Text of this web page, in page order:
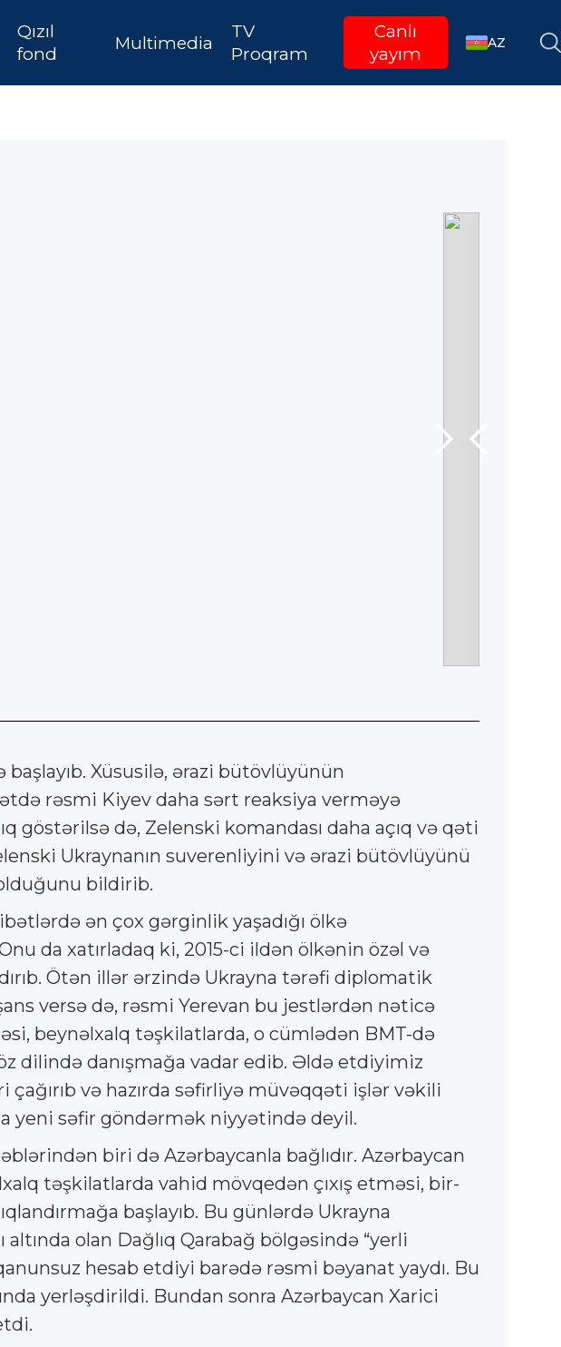
Qızıl
fond
Multimedia
TV
Proqram
Canlı
yayım
AZ
Xüsusilə, ərazi bütövlüyünün
rəsmi Kiyev daha sərt reaksiya verməyə
göstərilsə də, Zelenski komandası daha açıq və qəti
Ukraynanın suverenliyini və ərazi bütövlüyünü
bildirib.
ən çox gərginlik yaşadığı ölkə
da xatırladaq ki, 2015-ci ildən ölkənin özəl və
Ötən illər ərzində Ukrayna tərəfi diplomatik
versə də, rəsmi Yerevan bu jestlərdən nəticə
beynəlxalq təşkilatlarda, o cümlədən BMT-də
dilində danışmağa vadar edib. Əldə etdiyimiz
və hazırda səfirliyə müvəqqəti işlər vəkili
yeni səfir göndərmək niyyətində deyil.
biri də Azərbaycanla bağlıdır. Azərbaycan
təşkilatlarda vahid mövqedən çıxış etməsi, bir-
başlayıb. Bu günlərdə Ukrayna
olan Dağlıq Qarabağ bölgəsində “yerli
hesab etdiyi barədə rəsmi bəyanat yaydı. Bu
yerləşdirildi. Bundan sonra Azərbaycan Xarici